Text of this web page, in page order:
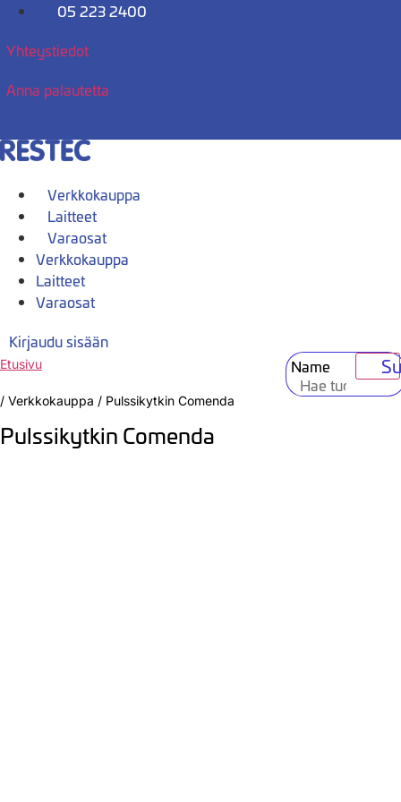
Mene
05 223 2400
Yhteystiedot
Anna palautetta
Verkkokauppa
Laitteet
Varaosat
Verkkokauppa
Laitteet
Varaosat
Kirjaudu sisään
Name
Etusivu
/ Verkkokauppa / Pulssikytkin Comenda
Pulssikytkin Comenda